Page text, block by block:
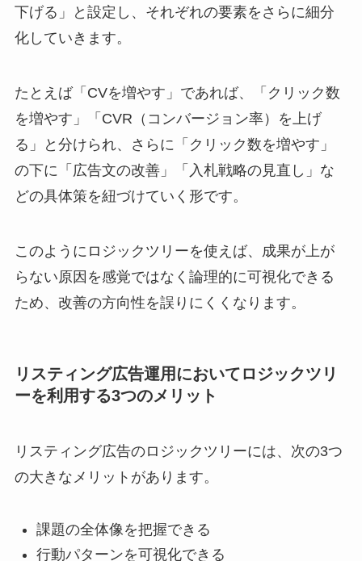
下げる」と設定し、それぞれの要素をさらに細分
化していきます。
たとえば「CVを増やす」であれば、「クリック数
を増やす」「CVR（コンバージョン率）を上げ
る」と分けられ、さらに「クリック数を増やす」
の下に「広告文の改善」「入札戦略の見直し」な
どの具体策を紐づけていく形です。
このようにロジックツリーを使えば、成果が上が
らない原因を感覚ではなく論理的に可視化できる
ため、改善の方向性を誤りにくくなります。
リスティング広告運用においてロジックツリ
ーを利用する3つのメリット
リスティング広告のロジックツリーには、次の3つ
の大きなメリットがあります。
課題の全体像を把握できる
行動パターンを可視化できる